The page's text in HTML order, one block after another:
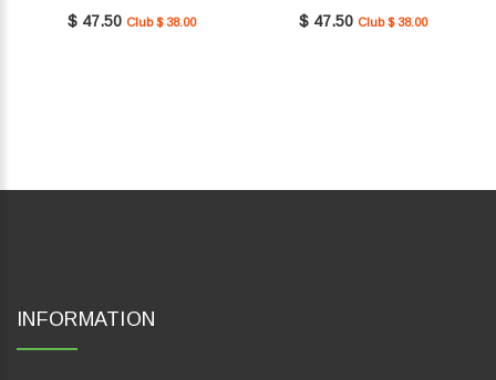
E2MU0410101_P19
$ 47.50 Club $ 38.00
E2MU0410101_R02
$ 47.50 Club $ 38.00
INFORMATION